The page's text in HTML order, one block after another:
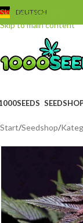
Skip to navigation
Skip to main content
DEUTSCH
Start/Seedshop/